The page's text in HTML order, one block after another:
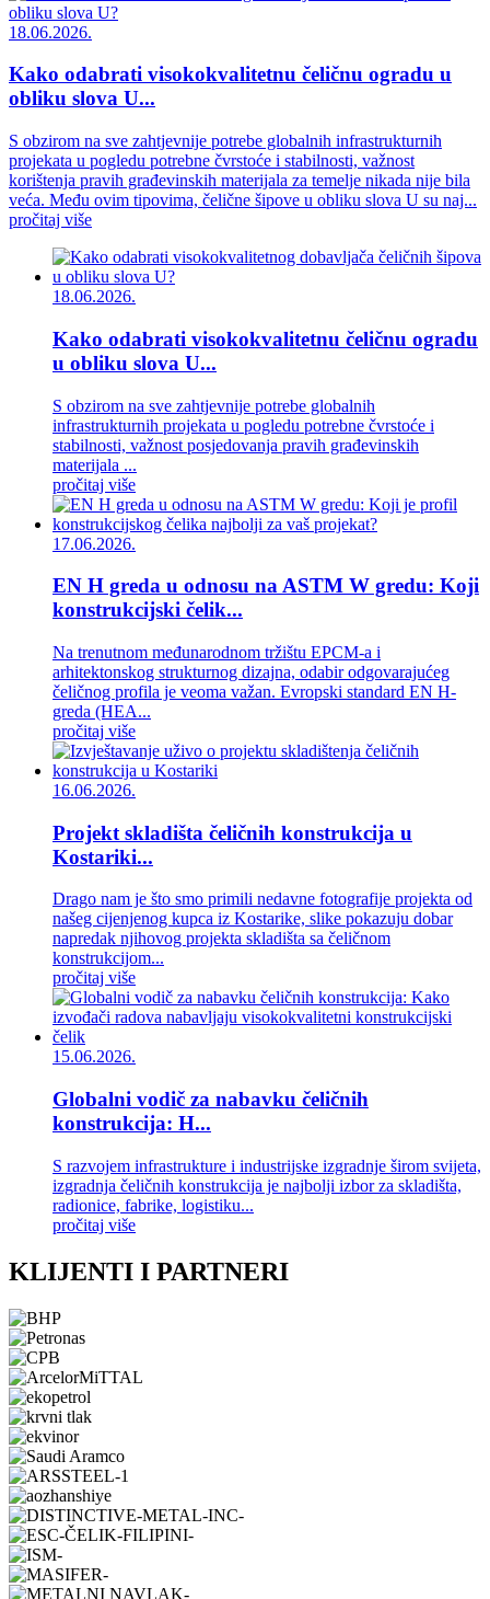
18.06.2026.
Kako odabrati visokokvalitetnu čeličnu ogradu u
obliku slova U...
S obzirom na sve zahtjevnije potrebe globalnih infrastrukturnih
projekata u pogledu potrebne čvrstoće i stabilnosti, važnost
korištenja pravih građevinskih materijala za temelje nikada nije bila
veća. Među ovim tipovima, čelične šipove u obliku slova U su naj...
pročitaj više
18.06.2026.
Kako odabrati visokokvalitetnu čeličnu ogradu
u obliku slova U...
S obzirom na sve zahtjevnije potrebe globalnih
infrastrukturnih projekata u pogledu potrebne čvrstoće i
stabilnosti, važnost posjedovanja pravih građevinskih
materijala ...
pročitaj više
17.06.2026.
EN H greda u odnosu na ASTM W gredu: Koji
konstrukcijski čelik...
Na trenutnom međunarodnom tržištu EPCM-a i
arhitektonskog strukturnog dizajna, odabir odgovarajućeg
čeličnog profila je veoma važan. Evropski standard EN H-
greda (HEA...
pročitaj više
16.06.2026.
Projekt skladišta čeličnih konstrukcija u
Kostariki...
Drago nam je što smo primili nedavne fotografije projekta od
našeg cijenjenog kupca iz Kostarike, slike pokazuju dobar
napredak njihovog projekta skladišta sa čeličnom
konstrukcijom...
pročitaj više
15.06.2026.
Globalni vodič za nabavku čeličnih
konstrukcija: H...
S razvojem infrastrukture i industrijske izgradnje širom svijeta,
izgradnja čeličnih konstrukcija je najbolji izbor za skladišta,
radionice, fabrike, logistiku...
pročitaj više
KLIJENTI I PARTNERI